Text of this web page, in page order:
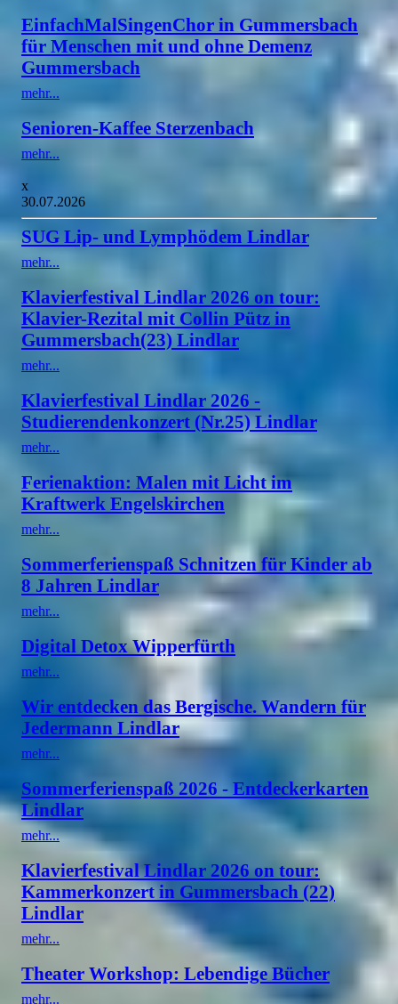
EinfachMalSingenChor in Gummersbach
für Menschen mit und ohne Demenz
Gummersbach
mehr...
Senioren-Kaffee Sterzenbach
mehr...
x
30.07.2026
SUG Lip- und Lymphödem Lindlar
mehr...
Klavierfestival Lindlar 2026 on tour:
Klavier-Rezital mit Collin Pütz in
Gummersbach(23) Lindlar
mehr...
Klavierfestival Lindlar 2026 -
Studierendenkonzert (Nr.25) Lindlar
mehr...
Ferienaktion: Malen mit Licht im
Kraftwerk Engelskirchen
mehr...
Sommerferienspaß Schnitzen für Kinder ab
8 Jahren Lindlar
mehr...
Digital Detox Wipperfürth
mehr...
Wir entdecken das Bergische. Wandern für
Jedermann Lindlar
mehr...
Sommerferienspaß 2026 - Entdeckerkarten
Lindlar
mehr...
Klavierfestival Lindlar 2026 on tour:
Kammerkonzert in Gummersbach (22)
Lindlar
mehr...
Theater Workshop: Lebendige Bücher
mehr...